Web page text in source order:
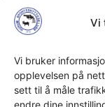
Vi
Vi bruker
opplevelsen på
sett til å måle
endre dine
Cookie-erklæring